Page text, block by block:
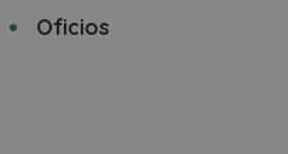
Oficios